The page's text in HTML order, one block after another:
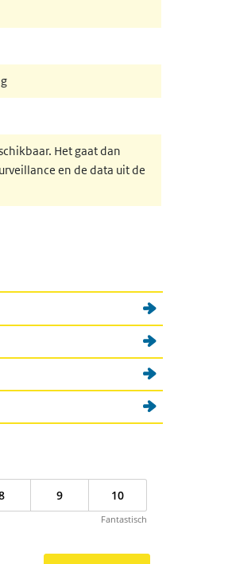
Het gaat dan
en de data uit de
9 10
Fantastisch